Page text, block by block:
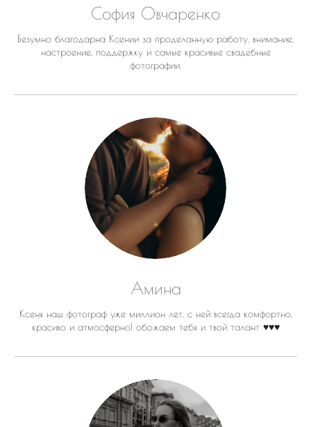
София Овчаренко
Безумно благодарна Ксении за проделанную работу, внимание,
настроение, поддержку и самые красивые свадебные
фотографии.
Амина
Ксеня наш фотограф уже миллион лет, с ней всегда комфортно,
красиво и атмосферно! обожаем тебя и твой талант ♥️♥️♥️